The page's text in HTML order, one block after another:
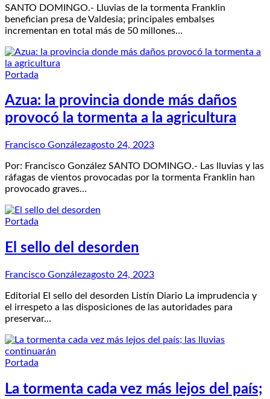
SANTO DOMINGO.- Lluvias de la tormenta Franklin
benefician presa de Valdesia; principales embalses
incrementan en total más de 50 millones…
Portada
Azua: la provincia donde más daños
provocó la tormenta a la agricultura
Francisco Gonzálezagosto 24, 2023
Por: Francisco González SANTO DOMINGO.- Las lluvias y las
ráfagas de vientos provocadas por la tormenta Franklin han
provocado graves…
Portada
El sello del desorden
Francisco Gonzálezagosto 24, 2023
Editorial El sello del desorden Listín Diario La imprudencia y
el irrespeto a las disposiciones de las autoridades para
preservar…
Portada
La tormenta cada vez más lejos del país;